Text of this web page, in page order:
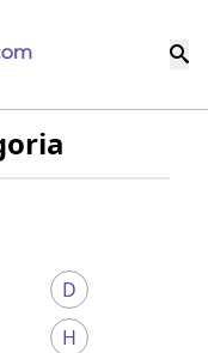
D
H